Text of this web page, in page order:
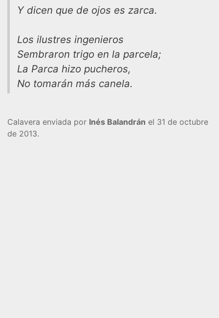
Y dicen que de ojos es zarca.
Los ilustres ingenieros
Sembraron trigo en la parcela;
La Parca hizo pucheros,
No tomarán más canela.
Calavera enviada por Inés Balandrán el 31 de octubre
de 2013.